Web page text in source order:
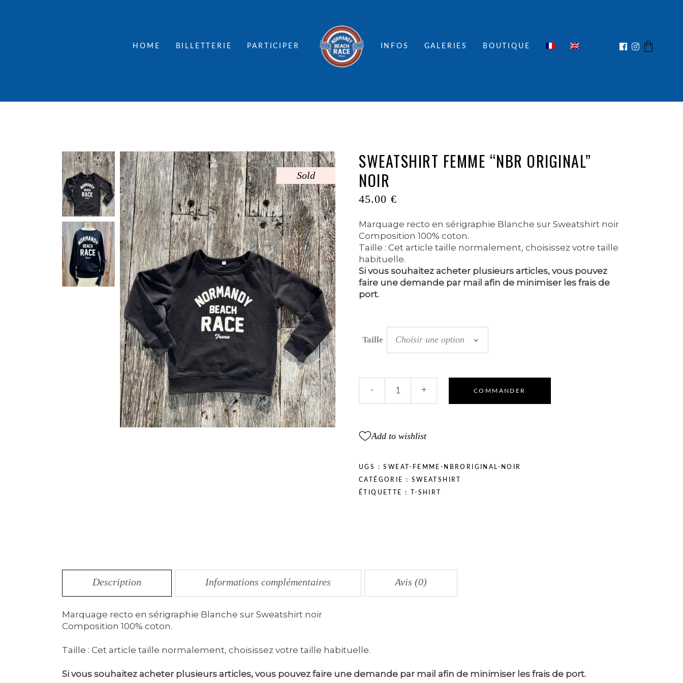
HOME BILLETTERIE PARTICIPER INFOS GALERIES BOUTIQUE
Sold
SWEATSHIRT FEMME “NBR ORIGINAL”
NOIR
45.00 €
Marquage recto en sérigraphie Blanche sur Sweatshirt noir
Composition 100% coton.
Taille : Cet article taille normalement, choisissez votre taille
habituelle.
Si vous souhaitez acheter plusieurs articles, vous pouvez
faire une demande par mail afin de minimiser les frais de
port.
Taille Choisir une option
“NBR
Noir
quantity
- + COMMANDER
Add to wishlist
UGS :SWEAT-FEMME-NBRORIGINAL-NOIR
CATÉGORIE : SWEATSHIRT
ÉTIQUETTE : T-SHIRT
Description Informations complémentaires Avis (0)
Marquage recto en sérigraphie Blanche sur Sweatshirt noir
Composition 100% coton.
Taille : Cet article taille normalement, choisissez votre taille habituelle.
Si vous souhaitez acheter plusieurs articles, vous pouvez faire une demande par mail afin de minimiser les frais de port.